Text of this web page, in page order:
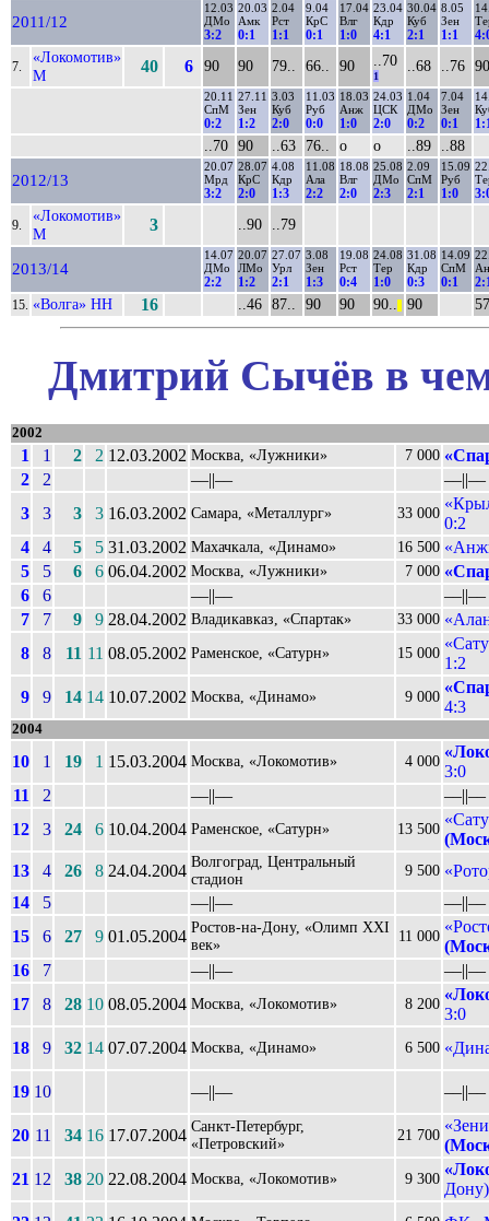
2011/12
12.03
ДМо
3:2
20.03
Амк
0:1
2.04
Рст
1:1
9.04
КрС
0:1
17.04
Влг
1:0
23.04
Кдр
4:1
30.04
Куб
2:1
8.05
Зен
1:1
7.
«Локомотив»
М
40 6 90 90 79.. 66.. 90 ..70
1
..68 ..76 90
20.11
СпМ
0:2
27.11
Зен
1:2
3.03
Куб
2:0
11.03
Руб
0:0
18.03
Анж
1:0
24.03
ЦСК
2:0
1.04
ДМо
0:2
7.04
Зен
0:1
..70 90 ..63 76.. о о ..89
..88
2012/13
20.07
Мрд
3:2
28.07
КрС
2:0
4.08
Кдр
1:3
11.08
Ала
2:2
18.08
Влг
2:0
25.08
ДМо
2:3
2.09
СпМ
2:1
15.09
Руб
1:0
9.
«Локомотив»
М
3 ..90 ..79
2013/14
14.07
ДМо
2:2
20.07
ЛМо
1:2
27.07
Урл
2:1
3.08
Зен
1:3
19.08
Рст
0:4
24.08
Тер
1:0
31.08
Кдр
0:3
14.09
СпМ
0:1
15. «Волга» НН 16 ..46 87.. 90 90 90.. 90
Дмитрий Сычёв в
2002
1 1 2 2 12.03.2002 Москва, «Лужники» 7 000
2
2 ––||––
––||––
3
3 3 3 16.03.2002 Самара, «Металлург» 33 000
0:2
4
4 5 5 31.03.2002 Махачкала, «Динамо» 16 500
5
5 6 6 06.04.2002 Москва, «Лужники» 7 000
6
6 ––||––
––||––
7
7 9 9 28.04.2002 Владикавказ, «Спартак» 33 000
8
8 11 11 08.05.2002 Раменское, «Сатурн» 15 000
1:2
9
9 14 14 10.07.2002 Москва, «Динамо» 9 000
4:3
2004
10 1 19 1 15.03.2004 Москва, «Локомотив» 4 000
3:0
11
2 ––||––
––||––
12
3 24 6 10.04.2004 Раменское, «Сатурн» 13 500
13
4 26 8 24.04.2004 Волгоград, Центральный
стадион
9 500
14
5 ––||––
––||––
15
6 27 9 01.05.2004 Ростов-на-Дону, «Олимп XXI
век»
11 000
16
7 ––||––
––||––
17
8 28 10 08.05.2004 Москва, «Локомотив» 8 200
3:0
18
9 32 14 07.07.2004 Москва, «Динамо» 6 500
19 10 ––||–– ––||––
20 11 34 16 17.07.2004 Санкт-Петербург,
«Петровский»
21 700
21 12 38 20 22.08.2004 Москва, «Локомотив» 9 300